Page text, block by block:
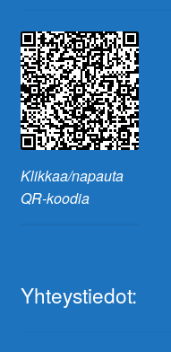
Klikkaa/napauta
QR-koodia
Yhteystiedot: